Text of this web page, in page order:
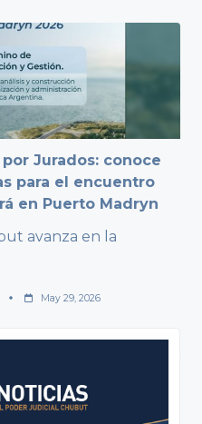
Jurados: conoce
para el encuentro
en Puerto Madryn
avanza en la
May 29, 2026